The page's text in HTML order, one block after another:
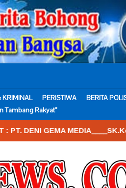
KRIMINAL PERISTIWA BERITA
Tambang Rakyat”